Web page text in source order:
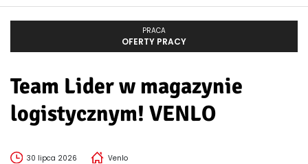
PRACA
OFERTY PRACY
Team Lider w magazynie
logistycznym! VENLO
30 lipca 2026 Venlo